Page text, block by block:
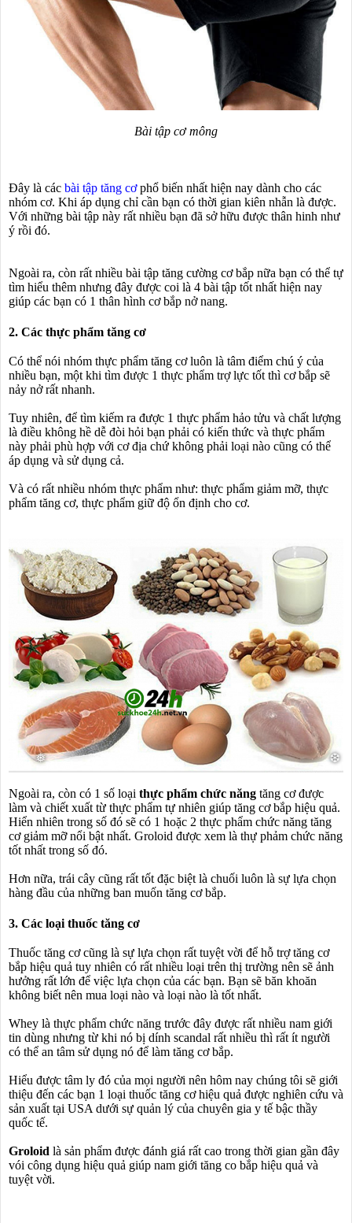
Bài tập cơ mông
Đây là các bài tập tăng cơphổ biến nhất hiện nay dành cho các
nhóm cơ. Khi áp dụng chỉ cần bạn có thời gian kiên nhẫn là được.
Với những bài tập này rất nhiều bạn đã sở hữu được thân hinh như
ý rồi đó.
Ngoài ra, còn rất nhiều bài tập tăng cường cơ bắp nữa bạn có thể tự
tìm hiểu thêm nhưng đây được coi là 4 bài tập tốt nhất hiện nay
giúp các bạn có 1 thân hình cơ bắp nở nang.
2. Các thực phẩm tăng cơ
Có thể nói nhóm thực phẩm tăng cơ luôn là tâm điểm chú ý của
nhiều bạn, một khi tìm được 1 thực phẩm trợ lực tốt thì cơ bắp sẽ
nảy nở rất nhanh.
Tuy nhiên, để tìm kiếm ra được 1 thực phẩm hảo tửu và chất lượng
là điều không hề dễ đòi hỏi bạn phải có kiến thức và thực phẩm
này phải phù hợp với cơ địa chứ không phải loại nào cũng có thể
áp dụng và sử dụng cả.
Và có rất nhiều nhóm thực phẩm như: thực phẩm giảm mỡ, thực
phẩm tăng cơ, thực phẩm giữ độ ổn định cho cơ.
Ngoài ra, còn có 1 số loại thực phẩm chức năng tăng cơ được
làm và chiết xuất từ thực phẩm tự nhiên giúp tăng cơ bắp hiệu quả.
Hiển nhiên trong số đó sẽ có 1 hoặc 2 thực phẩm chức năng tăng
cơ giảm mỡ nổi bật nhất. Groloid được xem là thự phảm chức năng
tốt nhất trong số đó.
Hơn nữa, trái cây cũng rất tốt đặc biệt là chuối luôn là sự lựa chọn
hàng đầu của những ban muốn tăng cơ bắp.
3. Các loại thuốc tăng cơ
Thuốc tăng cơ cũng là sự lựa chọn rất tuyệt vời để hỗ trợ tăng cơ
bắp hiệu quả tuy nhiên có rất nhiều loại trên thị trường nên sẽ ảnh
hưởng rất lớn để việc lựa chọn của các bạn. Bạn sẽ băn khoăn
không biết nên mua loại nào và loại nào là tốt nhất.
Whey là thực phẩm chức năng trước đây được rất nhiều nam giới
tin dùng nhưng từ khi nó bị dính scandal rất nhiều thì rất ít người
có thể an tâm sử dụng nó để làm tăng cơ bắp.
Hiểu được tâm ly đó của mọi người nên hôm nay chúng tôi sẽ giới
thiệu đến các bạn 1 loại thuốc tăng cơ hiệu quả được nghiên cứu và
sản xuất tại USA dưới sự quản lý của chuyên gia y tế bậc thầy
quốc tế.
Groloid là sản phẩm được đánh giá rất cao trong thời gian gần đây
vói công dụng hiệu quả giúp nam giới tăng co bắp hiệu quả và
tuyệt vời.